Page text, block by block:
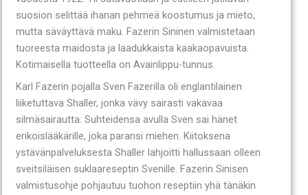
suosion selittää ihanan pehmeä koostumus ja mieto,
mutta säväyttävä maku. Fazerin Sininen valmistetaan
tuoreesta maidosta ja laadukkaista kaakaopavuista.
Kotimaisella tuotteella on Avainlippu-tunnus.
Karl Fazerin pojalla Sven Fazerilla oli englantilainen
liiketuttava Shaller, jonka vävy sairasti vakavaa
silmäsairautta. Suhteidensa avulla Sven sai hänet
erikoislääkärille, joka paransi miehen. Kiitoksena
ystävänpalveluksesta Shaller lahjoitti hallussaan olleen
sveitsiläisen suklaareseptin Svenille. Fazerin Sinisen
valmistusohje pohjautuu tuohon reseptiin yhä tänäkin